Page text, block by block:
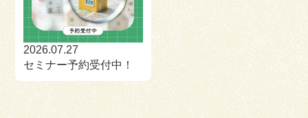
2026.07.27
セミナー予約受付中！